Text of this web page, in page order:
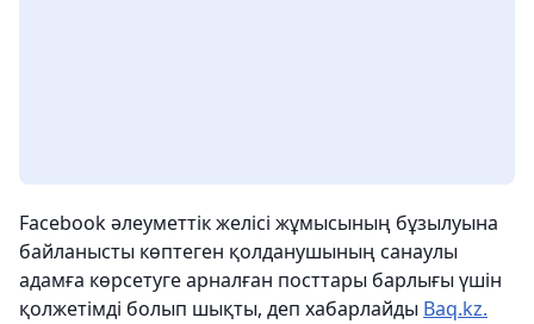
Facebook әлеуметтік желісі жұмысының бұзылуына
байланысты көптеген қолданушының санаулы
адамға көрсетуге арналған посттары барлығы үшін
қолжетімді болып шықты, деп хабарлайды Baq.kz.